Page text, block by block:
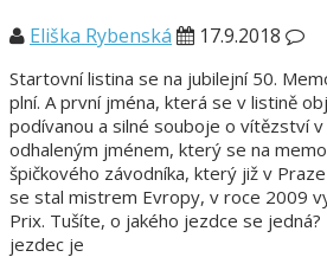
Eliška Rybenská 17.9.2018
Startovní listina se na jubilejní 50.
plní. A první jména, která se v listině
podívanou a silné souboje o vítězství
odhaleným jménem, který se na
špičkového závodníka, který již v
se stal mistrem Evropy, v roce 2009
Prix. Tušíte, o jakého jezdce se
jezdec je